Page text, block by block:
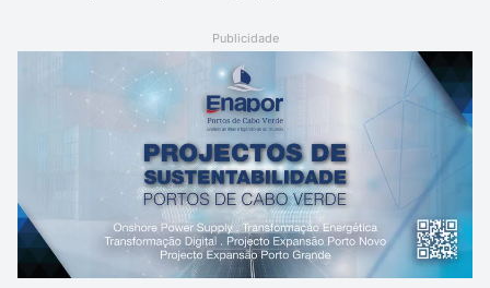
Publicidade